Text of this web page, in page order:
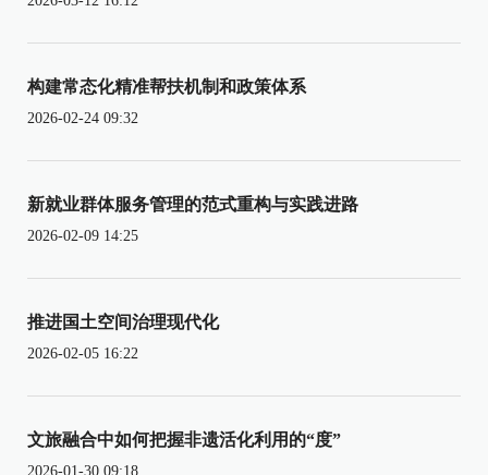
构建常态化精准帮扶机制和政策体系
2026-02-24 09:32
新就业群体服务管理的范式重构与实践进路
2026-02-09 14:25
推进国土空间治理现代化
2026-02-05 16:22
文旅融合中如何把握非遗活化利用的“度”
2026-01-30 09:18